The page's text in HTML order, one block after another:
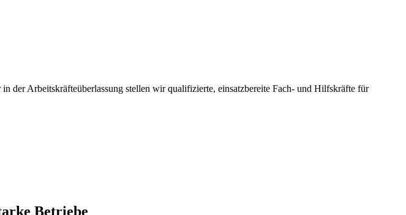
der Arbeitskräfteüberlassung stellen wir qualifizierte, einsatzbereite Fach- und Hilfskräfte für
Betriebe